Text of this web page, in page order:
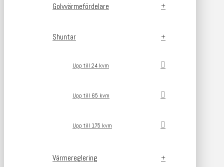
Golvvärmefördelare
Shuntar
Upp till 24 kvm
Upp till 65 kvm
Upp till 175 kvm
Värmereglering